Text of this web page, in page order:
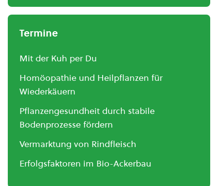
Termine
Mit der Kuh per Du
Homöopathie und Heilpflanzen für
Wiederkäuern
Pflanzengesundheit durch stabile
Bodenprozesse fördern
Vermarktung von Rindfleisch
Erfolgsfaktoren im Bio-Ackerbau